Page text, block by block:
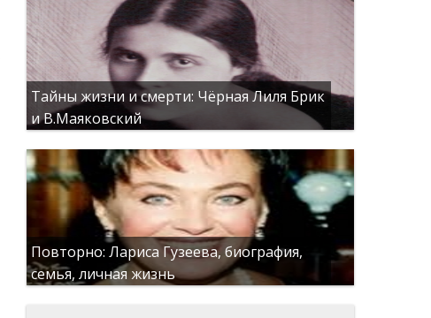
Тайны жизни и смерти: Чёрная Лиля Брик
и В.Маяковский
Повторно: Лариса Гузеева, биография,
семья, личная жизнь